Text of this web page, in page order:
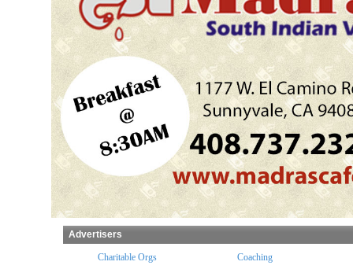
Advertisers
Charitable Orgs Coaching